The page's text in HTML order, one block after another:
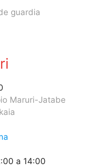
guardia
Maruri-Jatabe
a 14:00